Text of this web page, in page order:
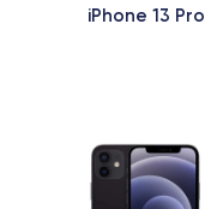
iPhone 13 Pro